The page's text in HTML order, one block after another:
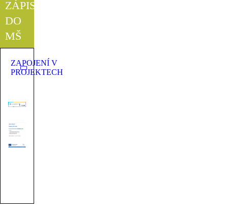
ZÁPIS
DO
MŠ
ZAPOJENÍ V
PROJEKTECH